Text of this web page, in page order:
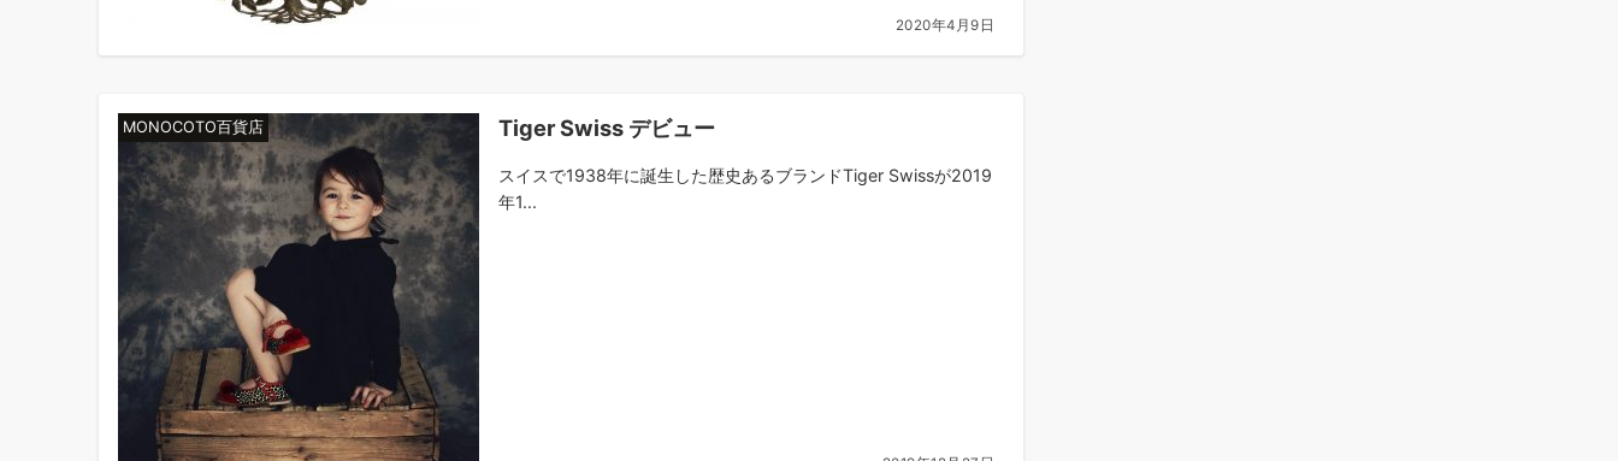
2020年4月9日
MONOCOTO百貨店 Tiger Swiss デビュー
スイスで1938年に誕生した歴史あるブランドTiger Swissが2019
年1...